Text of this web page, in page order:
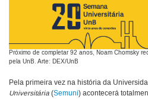
Próximo de completar 92 anos, Noam Chomsky
pela UnB. Arte: DEX/UnB
Pela primeira vez na história da
Universitária (Semuni) acontecerá